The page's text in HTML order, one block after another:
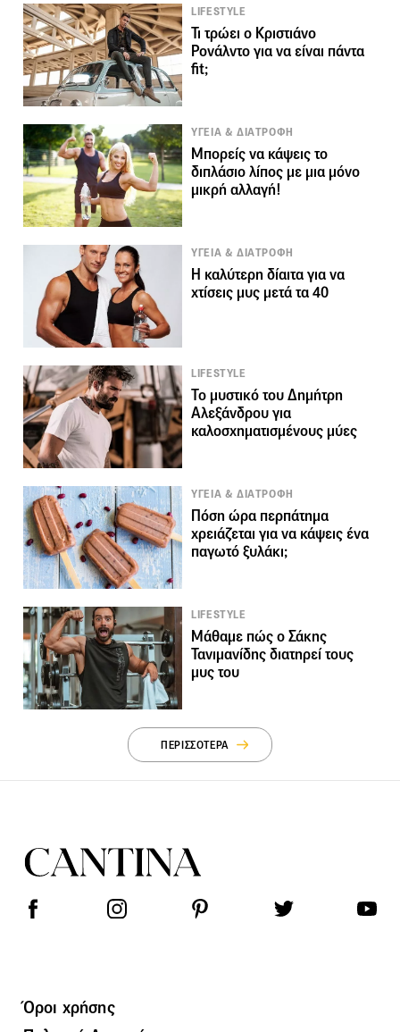
LIFESTYLE
Τι τρώει ο Κριστιάνο
Ρονάλντο για να είναι πάντα
fit;
ΥΓΕΙΑ & ΔΙΑΤΡΟΦΗ
Μπορείς να κάψεις το
διπλάσιο λίπος με μια μόνο
μικρή αλλαγή!
ΥΓΕΙΑ & ΔΙΑΤΡΟΦΗ
Η καλύτερη δίαιτα για να
χτίσεις μυς μετά τα 40
LIFESTYLE
Το μυστικό του Δημήτρη
Αλεξάνδρου για
καλοσχηματισμένους μύες
ΥΓΕΙΑ & ΔΙΑΤΡΟΦΗ
Πόση ώρα περπάτημα
χρειάζεται για να κάψεις ένα
παγωτό ξυλάκι;
LIFESTYLE
Μάθαμε πώς ο Σάκης
Τανιμανίδης διατηρεί τους
μυς του
ΠΕΡΙΣΣΟΤΕΡΑ
Όροι χρήσης